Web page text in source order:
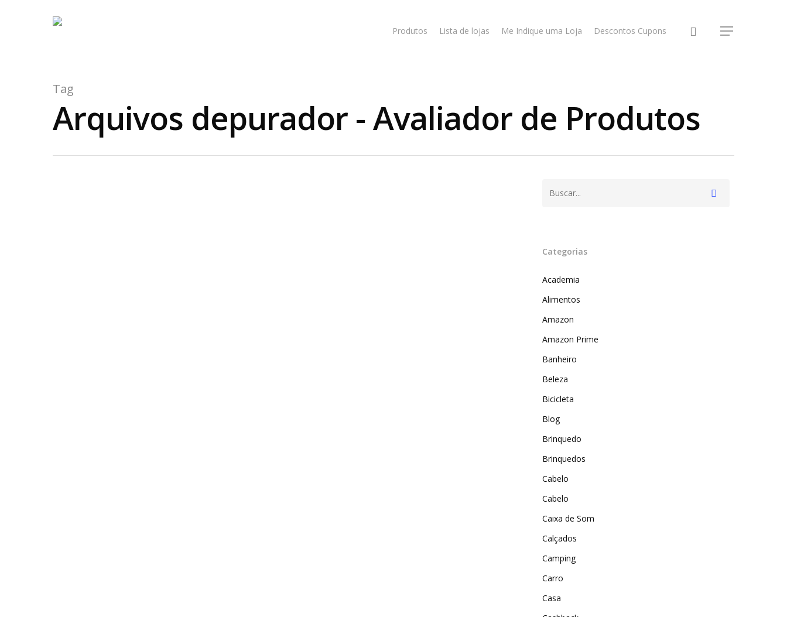
Produtos Lista de lojas Me Indique uma Loja Descontos Cupons
Tag
Arquivos depurador - Avaliador de Produtos
Categorias
Academia
Alimentos
Amazon
Amazon Prime
Banheiro
Beleza
Bicicleta
Blog
Brinquedo
Brinquedos
Cabelo
Cabelo
Caixa de Som
Calçados
Camping
Carro
Casa